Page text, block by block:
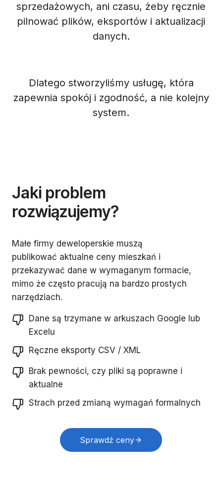
sprzedażowych, ani czasu, żeby ręcznie
pilnować plików, eksportów i aktualizacji
danych.
Dlatego stworzyliśmy usługę, która
zapewnia spokój i zgodność, a nie kolejny
system.
Jaki problem
rozwiązujemy?
Małe firmy deweloperskie muszą
publikować aktualne ceny mieszkań i
przekazywać dane w wymaganym formacie,
mimo że często pracują na bardzo prostych
narzędziach.
Dane są trzymane w arkuszach Google lub
Excelu
Ręczne eksporty CSV / XML
Brak pewności, czy pliki są poprawne i
aktualne
Strach przed zmianą wymagań formalnych
Sprawdź ceny